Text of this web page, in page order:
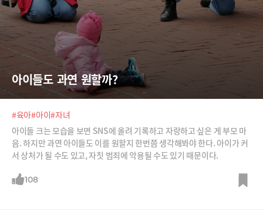
아이들도 과연 원할까?
#육아#아이#자녀
아이들 크는 모습을 보면 SNS에 올려 기록하고 자랑하고 싶은 게 부모 마
음. 하지만 과연 아이들도 이를 원할지 한번쯤 생각해봐야 한다. 아이가 커
서 상처가 될 수도 있고, 자칫 범죄에 악용될 수도 있기 때문이다.
108